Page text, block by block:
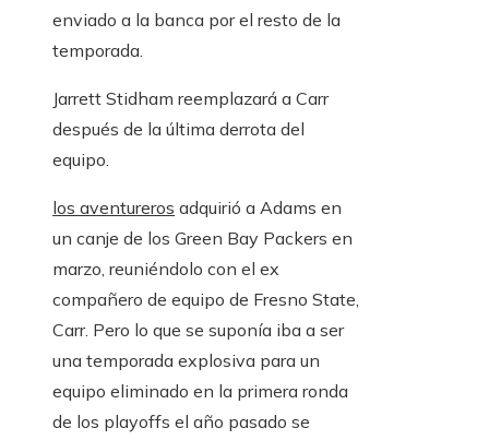
enviado a la banca por el resto de la
temporada.
Jarrett Stidham reemplazará a Carr
después de la última derrota del
equipo.
los aventureros adquirió a Adams en
un canje de los Green Bay Packers en
marzo, reuniéndolo con el ex
compañero de equipo de Fresno State,
Carr. Pero lo que se suponía iba a ser
una temporada explosiva para un
equipo eliminado en la primera ronda
de los playoffs el año pasado se